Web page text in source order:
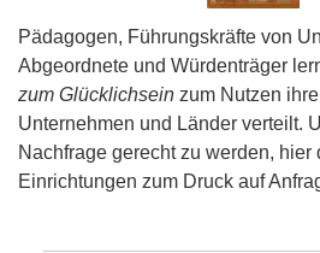
Pädagogen, Führungskräfte von
Abgeordnete und Würdenträger
zum Glücklichsein zum Nutzen
Unternehmen und Länder verteilt.
Nachfrage gerecht zu werden, hier
Einrichtungen zum Druck auf